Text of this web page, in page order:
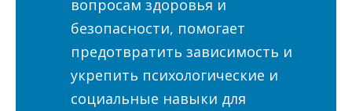
вопросам здоровья и
безопасности, помогает
предотвратить зависимость и
укрепить психологические и
социальные навыки для